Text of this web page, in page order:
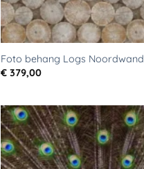
Foto behang Logs Noordwand
€379,00